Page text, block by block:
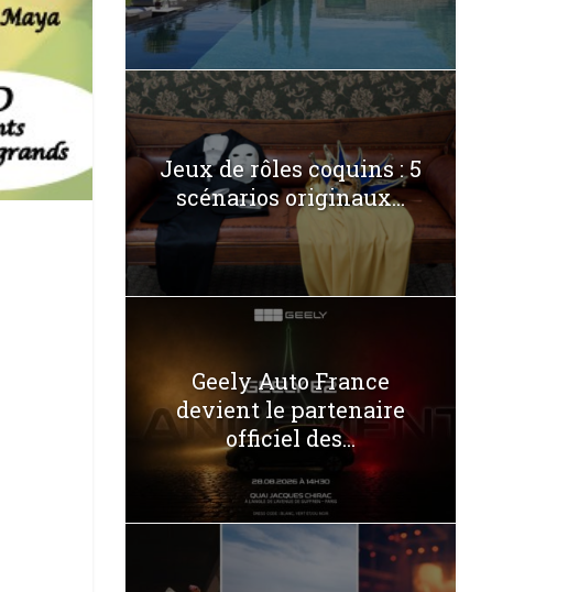
Jeux de rôles coquins : 5
scénarios originaux...
Geely Auto France
devient le partenaire
officiel des...